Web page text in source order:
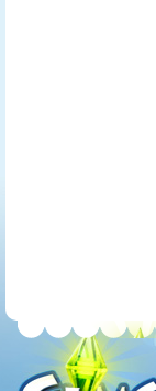
Аккаунты inapp
Аккаунты inapp